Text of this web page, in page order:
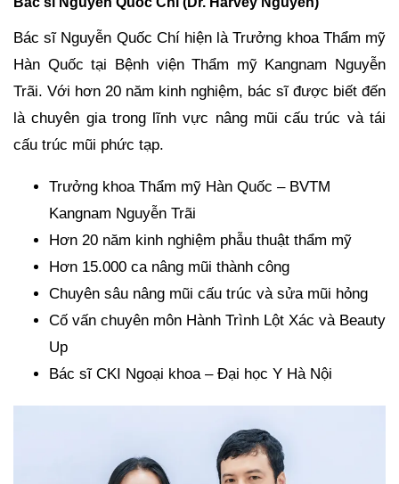
Bác sĩ Nguyễn Quốc Chí hiện là Trưởng khoa Thẩm mỹ
Hàn Quốc tại Bệnh viện Thẩm mỹ Kangnam Nguyễn
Trãi. Với hơn 20 năm kinh nghiệm, bác sĩ được biết đến
là chuyên gia trong lĩnh vực nâng mũi cấu trúc và tái
cấu trúc mũi phức tạp.
Trưởng khoa Thẩm mỹ Hàn Quốc – BVTM
Kangnam Nguyễn Trãi
Hơn 20 năm kinh nghiệm phẫu thuật thẩm mỹ
Hơn 15.000 ca nâng mũi thành công
Chuyên sâu nâng mũi cấu trúc và sửa mũi hỏng
Cố vấn chuyên môn Hành Trình Lột Xác và Beauty
Up
Bác sĩ CKI Ngoại khoa – Đại học Y Hà Nội